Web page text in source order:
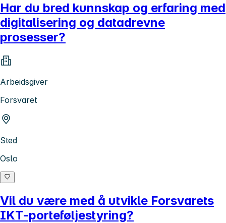
Har du bred kunnskap og erfaring med
digitalisering og datadrevne
prosesser?
Arbeidsgiver
Forsvaret
Sted
Oslo
Vil du være med å utvikle Forsvarets
IKT-porteføljestyring?